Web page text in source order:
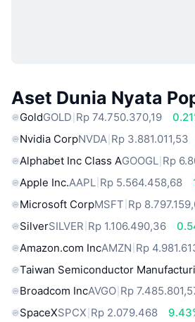
Aset Dunia Nyata
GoldGOLD Rp 74.750.370,19
Nvidia CorpNVDA Rp 3.881.011,53
Alphabet Inc Class AGOOGL Rp
Apple Inc.AAPL Rp 5.564.458,68
Microsoft CorpMSFT Rp
SilverSILVER Rp 1.106.490,36
Amazon.com IncAMZN Rp
Taiwan Semiconductor
Broadcom IncAVGO Rp
SpaceXSPCX Rp 2.079.468